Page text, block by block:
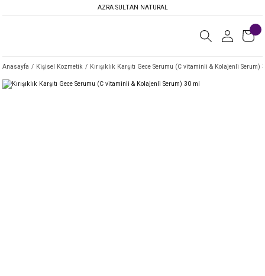
AZRA SULTAN NATURAL
Anasayfa Kişisel Kozmetik Kırışıklık Karşıtı Gece Serumu (C vitaminli & Kolajenli Serum)